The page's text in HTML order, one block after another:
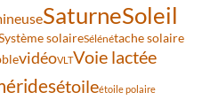
SaturneSoleil
solaireSélénétache solaire
vidéoVLTVoie lactée
étoileétoile polaire